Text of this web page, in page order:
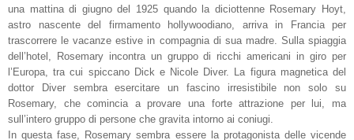
una mattina di giugno del 1925 quando la diciottenne Rosemary Hoyt,
astro nascente del firmamento hollywoodiano, arriva in Francia per
trascorrere le vacanze estive in compagnia di sua madre. Sulla spiaggia
dell’hotel, Rosemary incontra un gruppo di ricchi americani in giro per
l’Europa, tra cui spiccano Dick e Nicole Diver. La figura magnetica del
dottor Diver sembra esercitare un fascino irresistibile non solo su
Rosemary, che comincia a provare una forte attrazione per lui, ma
sull’intero gruppo di persone che gravita intorno ai coniugi.
In questa fase, Rosemary sembra essere la protagonista delle vicende